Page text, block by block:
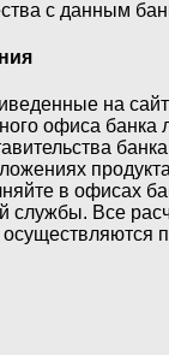
с данным
на
офиса банка
в офисах
службы. Все